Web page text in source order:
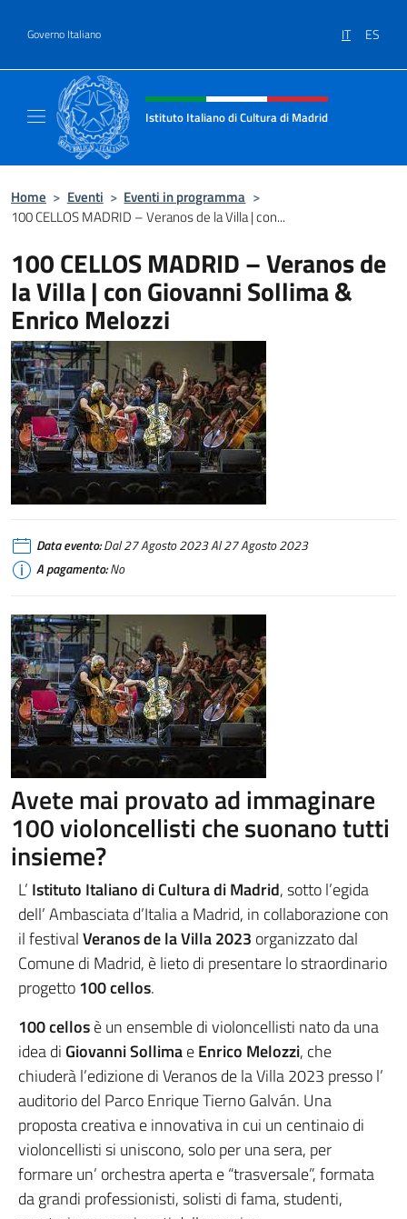
Governo Italiano IT ES
Intestazione sito, social e menù
Istituto Italiano di Cultura di Madrid
Home > Eventi > Eventi in programma >
100 CELLOS MADRID – Veranos de la Villa | con...
100 CELLOS MADRID – Veranos de
la Villa | con Giovanni Sollima &
Enrico Melozzi
Data evento:Dal 27 Agosto 2023 Al 27 Agosto 2023
A pagamento:No
Avete mai provato ad immaginare
100 violoncellisti che suonano tutti
insieme?
L’ Istituto Italiano di Cultura di Madrid, sotto l’egida
dell’ Ambasciata d’Italia a Madrid, in collaborazione con
il festivalVeranos de la Villa 2023 organizzato dal
Comune di Madrid, è lieto di presentare lo straordinario
progetto100 cellos.
100 cellosè un ensemble di violoncellisti nato da una
idea di Giovanni SollimaeEnrico Melozzi, che
chiuderà l’edizione di Veranos de la Villa 2023 presso l’
auditorio del Parco Enrique Tierno Galván. Una
proposta creativa e innovativa in cui un centinaio di
violoncellisti si uniscono, solo per una sera, per
formare un’ orchestra aperta e “trasversale”, formata
da grandi professionisti, solisti di fama, studenti,